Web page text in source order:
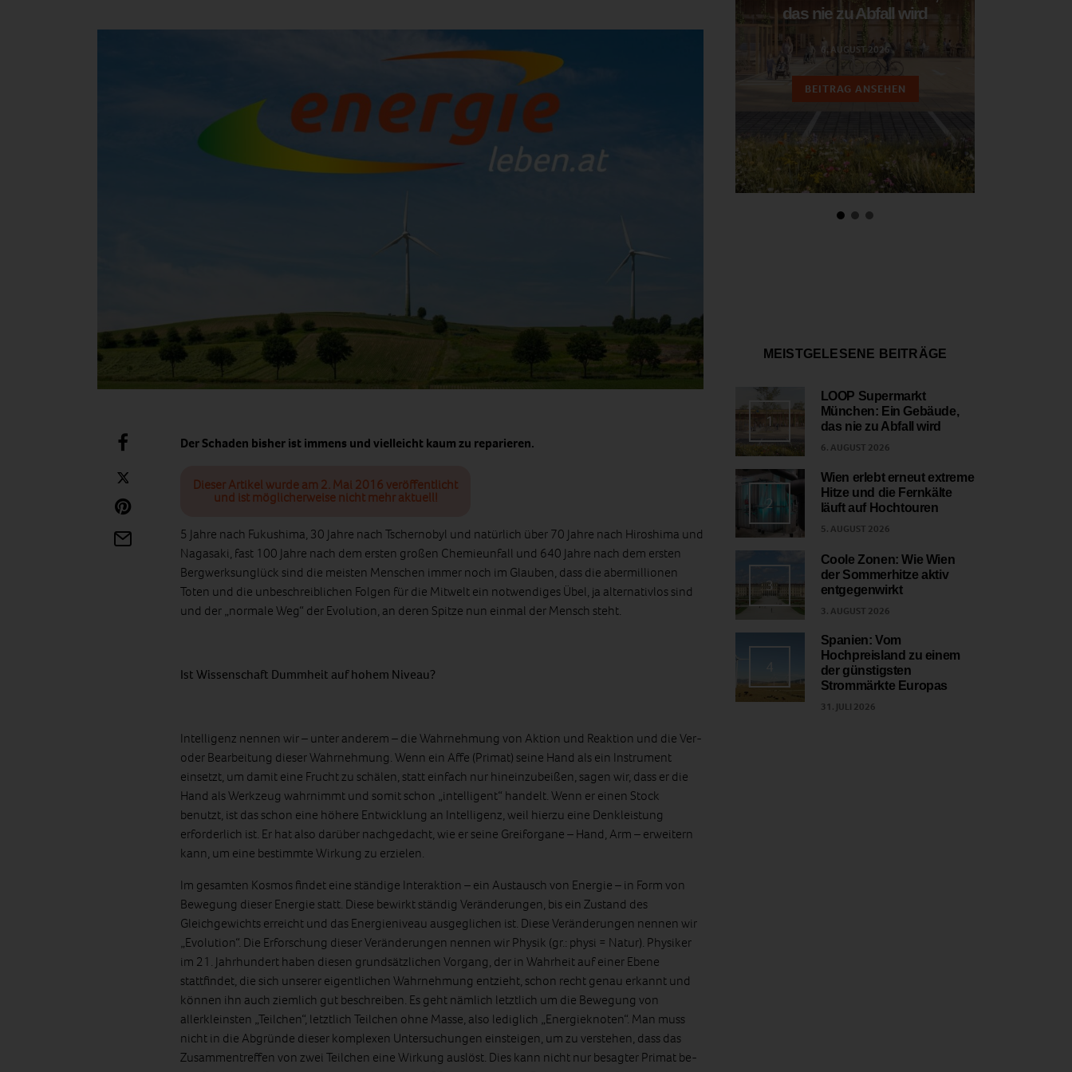
Der Schaden bisher ist immens und vielleicht kaum zu reparieren.
Dieser Artikel wurde am 2. Mai 2016 veröffentlicht
und ist möglicherweise nicht mehr aktuell!
5 Jahre nach Fukushima, 30 Jahre nach Tschernobyl und natürlich über 70 Jahre nach Hiroshima und
Nagasaki, fast 100 Jahre nach dem ersten großen Chemieunfall und 640 Jahre nach dem ersten
Bergwerksunglück sind die meisten Menschen immer noch im Glauben, dass die abermillionen
Toten und die unbeschreiblichen Folgen für die Mitwelt ein notwendiges Übel, ja alternativlos sind
und der „normale Weg“ der Evolution, an deren Spitze nun einmal der Mensch steht.
Ist Wissenschaft Dummheit auf hohem Niveau?
Intelligenz nennen wir – unter anderem – die Wahrnehmung von Aktion und Reaktion und die Ver-
oder Bearbeitung dieser Wahrnehmung. Wenn ein Affe (Primat) seine Hand als ein Instrument
einsetzt, um damit eine Frucht zu schälen, statt einfach nur hineinzubeißen, sagen wir, dass er die
Hand als Werkzeug wahrnimmt und somit schon „intelligent“ handelt. Wenn er einen Stock
benutzt, ist das schon eine höhere Entwicklung an Intelligenz, weil hierzu eine Denkleistung
erforderlich ist. Er hat also darüber nachgedacht, wie er seine Greiforgane – Hand, Arm – erweitern
kann, um eine bestimmte Wirkung zu erzielen.
Im gesamten Kosmos findet eine ständige Interaktion – ein Austausch von Energie – in Form von
Bewegung dieser Energie statt. Diese bewirkt ständig Veränderungen, bis ein Zustand des
Gleichgewichts erreicht und das Energieniveau ausgeglichen ist. Diese Veränderungen nennen wir
„Evolution“. Die Erforschung dieser Veränderungen nennen wir Physik (gr.: physi = Natur). Physiker
im 21. Jahrhundert haben diesen grundsätzlichen Vorgang, der in Wahrheit auf einer Ebene
stattfindet, die sich unserer eigentlichen Wahrnehmung entzieht, schon recht genau erkannt und
können ihn auch ziemlich gut beschreiben. Es geht nämlich letztlich um die Bewegung von
allerkleinsten „Teilchen“, letztlich Teilchen ohne Masse, also lediglich „Energieknoten“. Man muss
nicht in die Abgründe dieser komplexen Untersuchungen einsteigen, um zu verstehen, dass das
Zusammentreffen von zwei Teilchen eine Wirkung auslöst. Dies kann nicht nur besagter Primat be-
das nie zu Abfall wird
6. AUGUST 2026
BEITRAG ANSEHEN
MEISTGELESENE BEITRÄGE
1
LOOP Supermarkt
München: Ein Gebäude,
das nie zu Abfall wird
6. AUGUST 2026
2
Wien erlebt erneut extreme
Hitze und die Fernkälte
läuft auf Hochtouren
5. AUGUST 2026
3
Coole Zonen: Wie Wien
der Sommerhitze aktiv
entgegenwirkt
3. AUGUST 2026
4
Spanien: Vom
Hochpreisland zu einem
der günstigsten
Strommärkte Europas
31. JULI 2026